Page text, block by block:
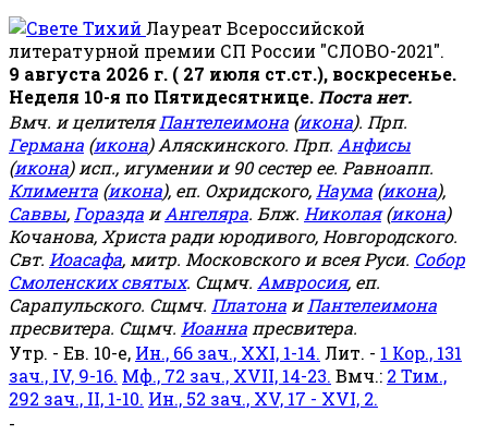
Лауреат Всероссийской
литературной премии СП России "СЛОВО-2021".
9 августа 2026 г. ( 27 июля ст.ст.), воскресенье.
Неделя 10-я по Пятидесятнице. Поста нет.
Вмч. и целителяПантелеимона (икона). Прп.
Германа (икона) Аляскинского. Прп. Анфисы
(икона) исп., игумении и 90 сестер ее. Равноапп.
Климента (икона), еп. Охридского, Наума (икона),
Саввы, Горазда иАнгеляра. Блж. Николая(икона)
Кочанова, Христа ради юродивого, Новгородского.
Свт. Иоасафа, митр. Московского и всея Руси. Собор
Смоленских святых. Сщмч. Амвросия, еп.
Сарапульского. Сщмч. Платона иПантелеимона
пресвитера. Сщмч. Иоанна пресвитера.
Утр. - Ев. 10-е, Ин., 66 зач., XXI, 1-14. Лит. - 1 Кор., 131
зач., IV, 9-16. Мф., 72 зач., XVII, 14-23. Вмч.: 2 Тим.,
292 зач., II, 1-10. Ин., 52 зач., XV, 17 - XVI, 2.
-